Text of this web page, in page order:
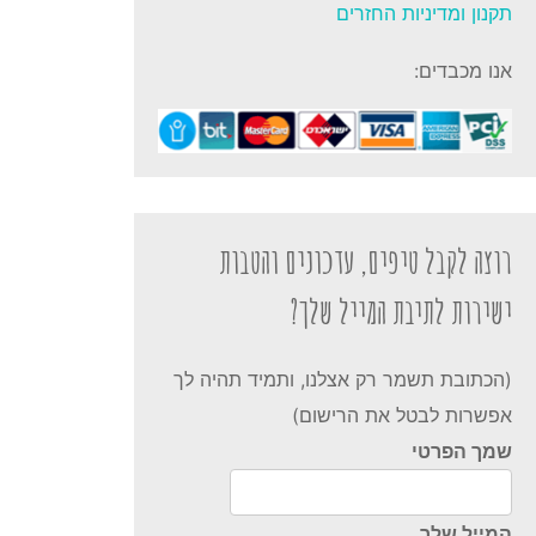
תקנון ומדיניות החזרים
אנו מכבדים:
רוצה לקבל טיפים, עדכונים והטבות
ישירות לתיבת המייל שלך?
(הכתובת תשמר רק אצלנו, ותמיד תהיה לך
אפשרות לבטל את הרישום)
שמך הפרטי